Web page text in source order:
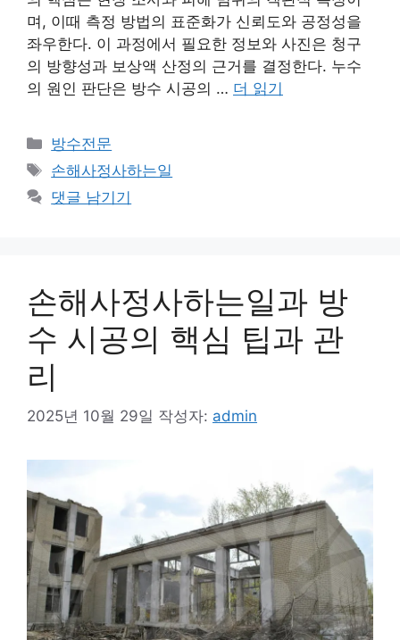
며, 이때 측정 방법의 표준화가 신뢰도와 공정성을
좌우한다. 이 과정에서 필요한 정보와 사진은 청구
의 방향성과 보상액 산정의 근거를 결정한다. 누수
의 원인 판단은 방수 시공의 … 더 읽기
카
테
리
방수전문
태
그
손해사정사하는일
댓글 남기기
손해사정사하는일과 방
수 시공의 핵심 팁과 관
리
2025년 10월 29일 작성자: admin